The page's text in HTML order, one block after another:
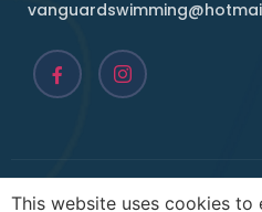
Copyright ©2026,
This website uses cookies to